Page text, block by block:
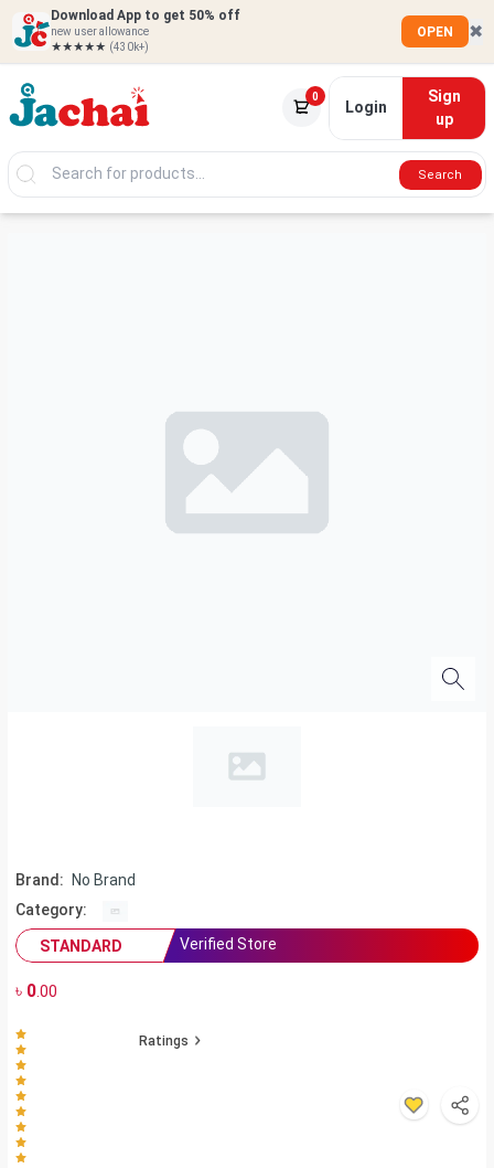
Download App to get 50% off
new user allowance
★★★★★ (430k+)
OPEN ✖
0
Login
Sign
up
Search
Brand:
No Brand
Category:
STANDARD
Verified Store
৳ 0.00
Ratings